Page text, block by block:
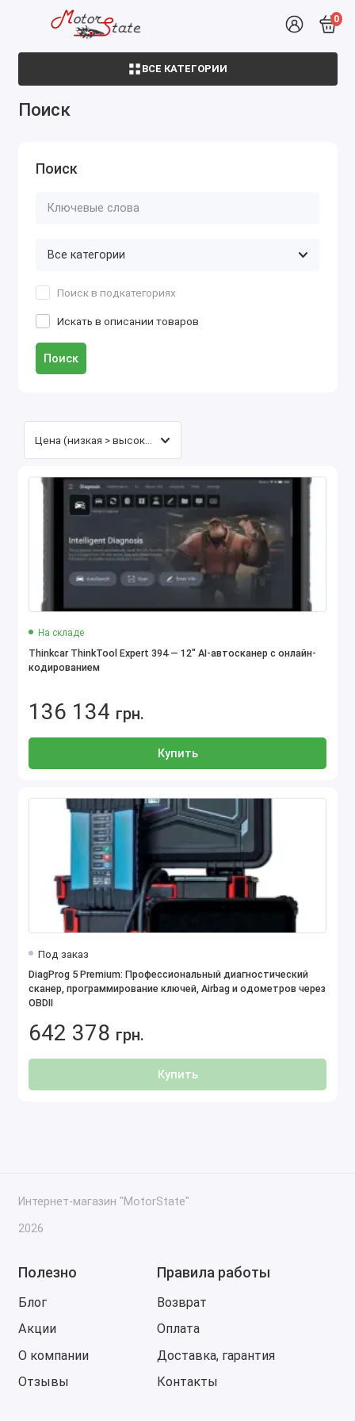
0
ВСЕ КАТЕГОРИИ
Поиск
Поиск
Поиск в подкатегориях
Искать в описании товаров
Поиск
На складе
Thinkcar ThinkTool Expert 394 — 12″ AI-автосканер с онлайн-
кодированием
136 134 грн.
Купить
Под заказ
DiagProg 5 Premium: Профессиональный диагностический
сканер, программирование ключей, Airbag и одометров через
OBDII
642 378 грн.
Купить
Интернет-магазин "MotorState"
2026
Полезно
Блог
Акции
О компании
Отзывы
Правила работы
Возврат
Оплата
Доставка, гарантия
Контакты